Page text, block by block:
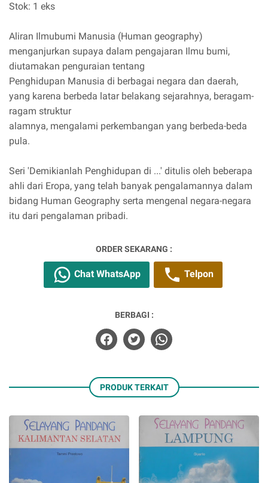
Stok: 1 eks
Aliran Ilmubumi Manusia (Human geography)
menganjurkan supaya dalam pengajaran Ilmu bumi,
diutamakan penguraian tentang
Penghidupan Manusia di berbagai negara dan daerah,
yang karena berbeda latar belakang sejarahnya, beragam-
ragam struktur
alamnya, mengalami perkembangan yang berbeda-beda
pula.
Seri 'Demikianlah Penghidupan di ...' ditulis oleh beberapa
ahli dari Eropa, yang telah banyak pengalamannya dalam
bidang Human Geography serta mengenal negara-negara
itu dari pengalaman pribadi.
ORDER SEKARANG :
Chat WhatsApp Telpon
BERBAGI :
PRODUK TERKAIT